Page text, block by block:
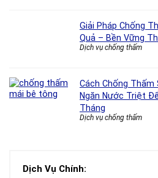
Giải Pháp Chống
Quả – Bền Vững
Dịch vụ chống thấm
Cách Chống Thấm
Ngăn Nước Triệt
Tháng
Dịch vụ chống thấm
Dịch Vụ Chính: